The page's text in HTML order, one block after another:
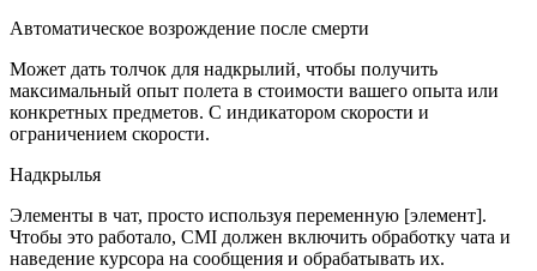
Автоматическое возрождение после смерти
Может дать толчок для надкрылий, чтобы получить
максимальный опыт полета в стоимости вашего опыта или
конкретных предметов. С индикатором скорости и
ограничением скорости.
Надкрылья
Элементы в чат, просто используя переменную [элемент].
Чтобы это работало, CMI должен включить обработку чата и
наведение курсора на сообщения и обрабатывать их.